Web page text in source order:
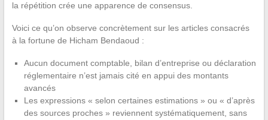
la répétition crée une apparence de consensus.
Voici ce qu’on observe concrètement sur les articles consacrés
à la fortune de Hicham Bendaoud :
Aucun document comptable, bilan d’entreprise ou déclaration
réglementaire n’est jamais cité en appui des montants
avancés
Les expressions « selon certaines estimations » ou « d’après
des sources proches » reviennent systématiquement, sans